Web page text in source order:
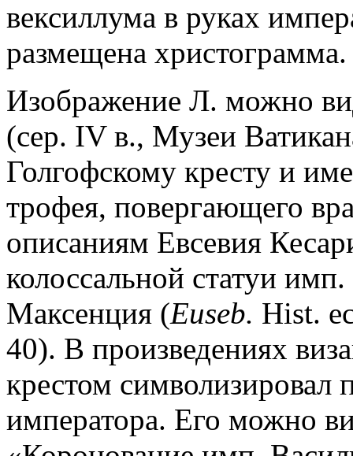
вексиллума в руках
размещена христограмма.
Изображение Л. можно
(сер. IV в., Музеи
Голгофскому кресту и
трофея, повергающего
описаниям Евсевия
колоссальной статуи
Максенция (Euseb. Hist.
40). В произведениях
крестом
императора. Его можно